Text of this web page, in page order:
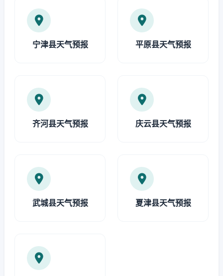
宁津县天气预报 平原县天气预报
齐河县天气预报 庆云县天气预报
武城县天气预报 夏津县天气预报